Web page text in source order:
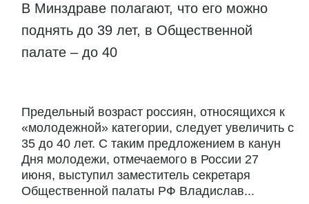
В Минздраве полагают, что его можно
поднять до 39 лет, в Общественной
палате – до 40
Предельный возраст россиян, относящихся к
«молодежной» категории, следует увеличить с
35 до 40 лет. С таким предложением в канун
Дня молодежи, отмечаемого в России 27
июня, выступил заместитель секретаря
Общественной палаты РФ Владислав...